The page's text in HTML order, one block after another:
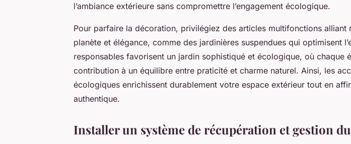
l’ambiance extérieure sans compromettre l’engagement écologique.
Pour parfaire la décoration, privilégiez des articles multifonctions alliant
planète et élégance, comme des jardinières suspendues qui optimisent
responsables favorisent un jardin sophistiqué et écologique, où chaque
contribution à un équilibre entre praticité et charme naturel. Ainsi, les
écologiques enrichissent durablement votre espace extérieur tout en
authentique.
Installer un système de récupération et gestion